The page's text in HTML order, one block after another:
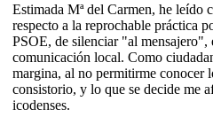
Estimada Mª del Carmen, he leído
respecto a la reprochable práctica
PSOE, de silenciar "al mensajero",
comunicación local. Como
margina, al no permitirme conocer
consistorio, y lo que se decide me
icodenses.